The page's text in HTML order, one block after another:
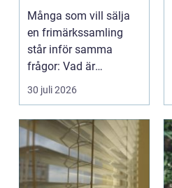
Många som vill sälja
en frimärkssamling
står inför samma
frågor: Vad är
samlingen värd? Var
vänder m...
30 juli 2026